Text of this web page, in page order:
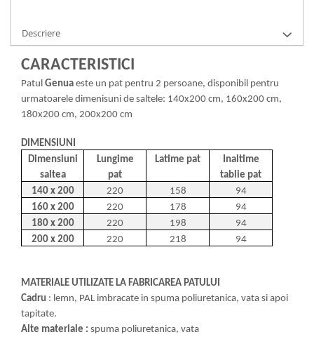
Descriere
CARACTERISTICI
Patul Genua este un pat pentru 2 persoane, disponibil pentru
urmatoarele dimenisuni de saltele: 140x200 cm, 160x200 cm,
180x200 cm, 200x200 cm
DIMENSIUNI
Dimensiuni
saltea
Lungime
pat
Latime pat
Inaltime
tablie pat
140 x 200
220 158
94
160 x 200
220 178
94
180 x 200
220 198
94
200 x 200
220 218 94
MATERIALE UTILIZATE LA FABRICAREA PATULUI
Cadru : lemn, PAL imbracate in spuma poliuretanica, vata si apoi
tapitate.
Alte materiale : spuma poliuretanica, vata